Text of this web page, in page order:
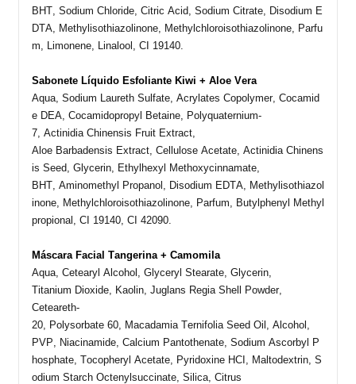
BHT, Sodium Chloride Citric Acid, Sodium Citrate Disodium E
DTA,
Methylisothiazolinone Methylchloroisothiazolinone
Parfu
m
Limonene Linalool , CI 19140.
Sabonete Líquido Esfoliante Kiwi + Aloe Vera
Aqua, Sodium Laureth Sulfate, Acrylates Copolymer, Cocamid
e DEA, Cocamidopropyl Betaine , Polyquaternium-
7, Actinidia Chinensis Fruit Extract
Aloe Barbadensis Extract Cellulose Acetate Actinidia Chinens
is Seed, Glycerin Ethylhexyl Methoxycinnamate
BHT, Aminomethyl Propanol, Disodium EDTA,
Methylisothiazol
inone
Methylchloroisothiazolinone Parfum Butylphenyl Methyl
propional
, CI 19140, CI 42090.
Máscara Facial Tangerina + Camomila
Aqua, Cetearyl Alcohol Glyceryl Stearate Glycerin
Titanium Dioxide Kaolin Juglans Regia Shell Powder,
Ceteareth-
20,
Polysorbate 60, Macadamia Ternifolia Seed Oil Alcohol
PVP,
Niacinamide Calcium Pantothenate Sodium Ascorbyl P
hosphate Tocopheryl Acetate Pyridoxine HCI, Maltodextrin S
odium Starch Octenylsuccinate Silica , Citrus